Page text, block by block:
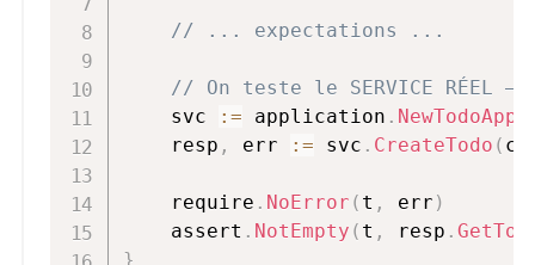
// ... expectations ...
// On teste le SERVICE RÉEL
    svc
:= application .
    resp
, err := svc . CreateTodo (
    require
. NoError ( t , err )
    assert
. NotEmpty ( t , resp .
}